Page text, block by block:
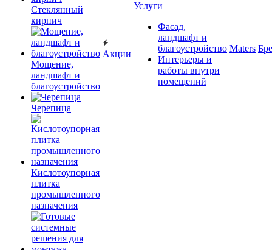
Cтеклянный
кирпич
Мощение,
ландшафт и
благоустройство
Черепица
Кислотоупорная
плитка
промышленного
назначения
Акции
Услуги
Фасад,
ландшафт и
благоустройство
Интерьеры и
работы внутри
помещений
Maters